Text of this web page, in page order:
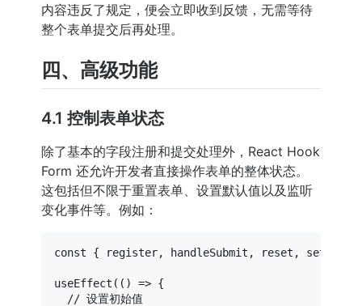
内容违反了规定，便会立即收到反馈，无需等待
整个表单提交后再处理。
四、高级功能
4.1 控制表单状态
除了基本的字段注册和提交处理外，React Hook
Form 还允许开发者直接操作表单的整体状态。
这包括但不限于重置表单、设置默认值以及监听
变化事件等。例如：
const { register, handleSubmit, reset,
useEffect ( () => {
// 设置初始值